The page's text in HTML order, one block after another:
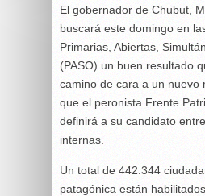
El gobernador de Chubut,
buscará este domingo en
Primarias, Abiertas,
(PASO) un buen resultado
camino de cara a un nuevo
que el peronista Frente
definirá a su candidato
internas.
Un total de 442.344
patagónica están